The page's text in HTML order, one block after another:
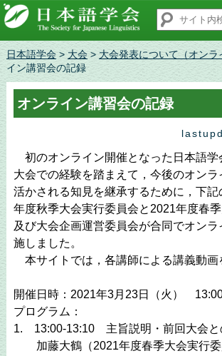
日本語学会> 大会> 大会発表について（オンラ
イン講習会の記録
オンライン講習会の記録
初のオンライン開催となった日本語学
大会での経験を踏まえて，今後のオンラ
活かされる知見を継承するために，下
年度秋季大会実行委員会と2021年度春
及び大会企画運営委員会が合同でオン
施しました。
本サイトでは，各講師による講義動画
開催日時：2021年3月23日（火）
プログラム：
1. 13:00-13:10 主旨説明・前回大会と
加藤大鶴（2021年度春季大会実行委